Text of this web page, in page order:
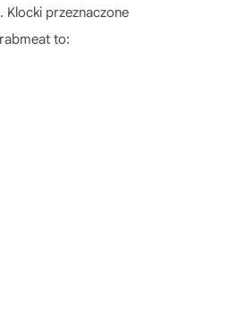
. Klocki przeznaczone
to: